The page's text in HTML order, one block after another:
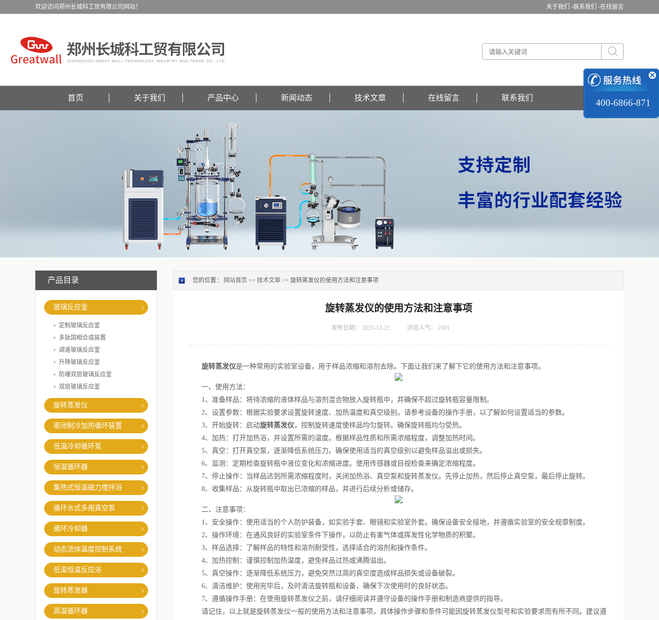
关于我们 -联系我们 -在线留言
欢迎访问郑州长城科工贸有限公司网站！
首页 关于我们 产品中心 新闻动态 技术文章 在线留言 联系我们
产品目录
玻璃反应釜
定制玻璃反应釜
多肽固相合成装置
调速玻璃反应釜
升降玻璃反应釜
防爆双层玻璃反应釜
双层玻璃反应釜
旋转蒸发仪
密闭制冷加热循环装置
低温冷却循环泵
恒温循环器
集热式恒温磁力搅拌浴
循环水式多用真空泵
循环冷却器
动态流体温度控制系统
低温恒温反应浴
旋转蒸发器
高温循环器
您的位置： 网站首页 >> 技术文章 >> 旋转蒸发仪的使用方法和注意事项
旋转蒸发仪的使用方法和注意事项
发布日期： 2023-12-21 浏览人气： 2501
旋转蒸发仪是一种常用的实验室设备，用于样品浓缩和溶剂去除。下面让我们来了解下它的使用方法和注意事项。
一、使用方法：
1、准备样品：将待浓缩的液体样品与溶剂混合物放入旋转瓶中，并确保不超过旋转瓶容量限制。
2、设置参数：根据实验要求设置旋转速度、加热温度和真空级别。请参考设备的操作手册，以了解如何设置适当的参数。
3、开始旋转：启动旋转蒸发仪，控制旋转速度使样品均匀旋转。确保旋转瓶均匀受热。
4、加热：打开加热浴，并设置所需的温度。根据样品性质和所需浓缩程度，调整加热时间。
5、真空：打开真空泵，逐渐降低系统压力。确保使用适当的真空级别以避免样品溢出或损失。
6、监测：定期检查旋转瓶中液位变化和浓缩进度。使用传感器或目视检查来确定浓缩程度。
7、停止操作：当样品达到所需浓缩程度时，关闭加热浴、真空泵和旋转蒸发仪。先停止加热，然后停止真空泵，最后停止旋转。
8、收集样品：从旋转瓶中取出已浓缩的样品，并进行后续分析或储存。
二、注意事项：
1、安全操作：使用适当的个人防护装备，如实验手套、眼镜和实验室外套。确保设备安全接地，并遵循实验室的安全规章制度。
2、操作环境：在通风良好的实验室条件下操作，以防止有害气体或挥发性化学物质的积聚。
3、样品选择：了解样品的特性和溶剂耐受性，选择适合的溶剂和操作条件。
4、加热控制：谨慎控制加热温度，避免样品过热或沸腾溢出。
5、真空操作：逐渐降低系统压力，避免突然过高的真空度造成样品损失或设备破裂。
6、清洁维护：使用完毕后，及时清洁旋转瓶和设备，确保下次使用时的良好状态。
7、遵循操作手册：在使用旋转蒸发仪之前，请仔细阅读并遵守设备的操作手册和制造商提供的指导。
请记住，以上就是旋转蒸发仪一般的使用方法和注意事项，具体操作步骤和条件可能因旋转蒸发仪型号和实验要求而有所不同。建议遵
400-6866-871